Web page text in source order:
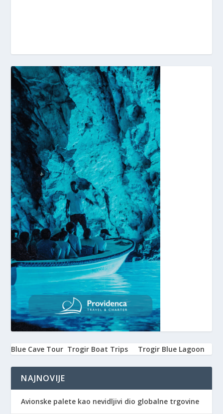
Blue Cave Tour Trogir Boat Trips Trogir Blue Lagoon
NAJNOVIJE
Avionske palete kao nevidljivi dio globalne trgovine